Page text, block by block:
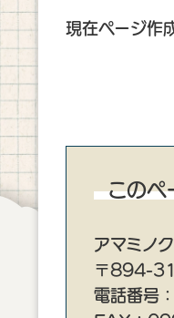
現在ページ作
このペ
アマミノ
〒894-
電話番